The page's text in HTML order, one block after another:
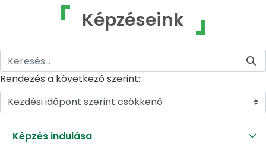
Képzéseink
Rendezés a következő szerint:
Kezdési időpont szerint csökkenő
Képzés indulása